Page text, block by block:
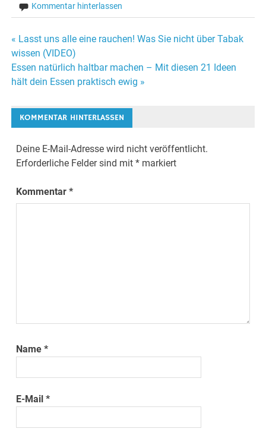
Kommentar hinterlassen
Beitrags-
Navigation
« Lasst uns alle eine rauchen! Was Sie nicht über Tabak
wissen (VIDEO)
Essen natürlich haltbar machen – Mit diesen 21 Ideen
hält dein Essen praktisch ewig »
KOMMENTAR HINTERLASSEN
Deine E-Mail-Adresse wird nicht veröffentlicht.
Erforderliche Felder sind mit* markiert
Kommentar*
Name*
E-Mail*